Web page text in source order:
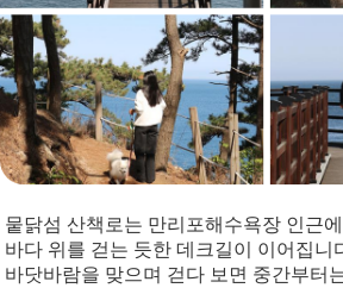
뭍닭섬 산책로는 만리포해수욕장 인근에
바다 위를 걷는 듯한 데크길이 이어집니
바닷바람을 맞으며 걷다 보면 중간부터